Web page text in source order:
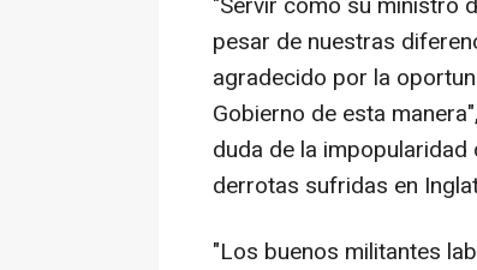
pesar de nuestras
agradecido por la
Gobierno de esta
duda de la
derrotas sufridas en
"Los buenos militantes